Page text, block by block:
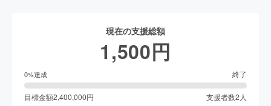
現在の支援総額
1,500円
0%達成 終了
目標金額2,400,000円 支援者数2 人